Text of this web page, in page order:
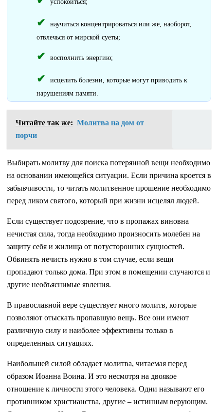
научиться концентрироваться или же, наоборот,
отвлечься от мирской суеты;
восполнить энергию;
исцелить болезни, которые могут приводить к
нарушениям памяти.
Читайте так же: Молитва на дом от
порчи
Выбирать молитву для поиска потерянной вещи необходимо
на основании имеющейся ситуации. Если причина кроется в
забывчивости, то читать молитвенное прошение необходимо
перед ликом святого, который при жизни исцелял людей.
Если существует подозрение, что в пропажах виновна
нечистая сила, тогда необходимо произносить молебен на
защиту себя и жилища от потусторонних сущностей.
Обвинять нечисть нужно в том случае, если вещи
пропадают только дома. При этом в помещении случаются и
другие необъяснимые явления.
В православной вере существует много молитв, которые
позволяют отыскать пропавшую вещь. Все они имеют
различную силу и наиболее эффективны только в
определенных ситуациях.
Наибольшей силой обладает молитва, читаемая перед
образом Иоанна Воина. И это несмотря на двоякое
отношение к личности этого человека. Одни называют его
противником христианства, другие – истинным верующим.